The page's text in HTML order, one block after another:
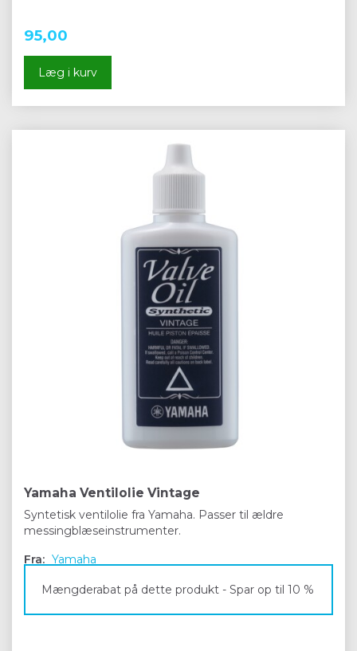
95,00
Læg i kurv
Yamaha Ventilolie Vintage
Syntetisk ventilolie fra Yamaha. Passer til ældre
messingblæseinstrumenter.
Fra: Yamaha
Mængderabat på dette produkt - Spar op til 10 %